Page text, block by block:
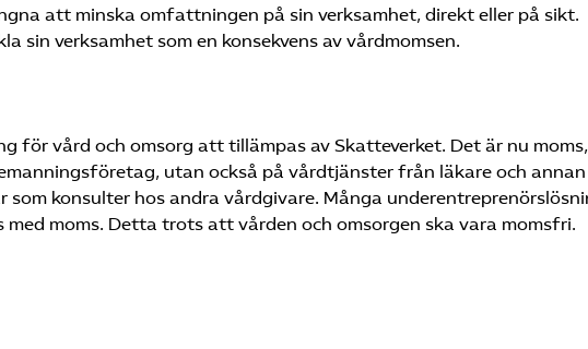
att minska omfattningen på sin verksamhet, direkt eller på sikt.
sin verksamhet som en konsekvens av vårdmomsen.
för vård och omsorg att tillämpas av Skatteverket. Det är nu
utan också på vårdtjänster från läkare och annan
som konsulter hos andra vårdgivare. Många
med moms. Detta trots att vården och omsorgen ska vara momsfri.